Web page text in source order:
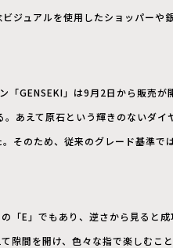
ジュアルを使用したショッパーや
「GENSEKI」は9月2日から販売
あえて原石という輝きのないダ
そのため、従来のグレード基準で
「E」でもあり、逆さから見ると
隙間を開け、色々な指で楽しむこと